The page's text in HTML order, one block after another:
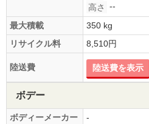
高さ
--
最大積載
350 kg
リサイクル料
8,510円
陸送費 陸送費を表示
ボデー
ボディーメーカー
-